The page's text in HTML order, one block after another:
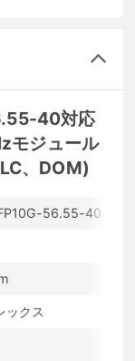
40対応
モジュール
、DOM)
56.55-40
ックス